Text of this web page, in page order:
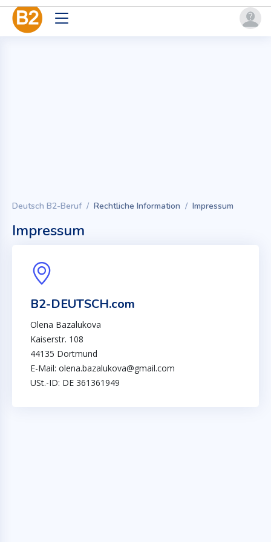
Deutsch B2-Beruf Rechtliche Information Impressum
Impressum
B2-DEUTSCH.com
Olena Bazalukova
Kaiserstr. 108
44135 Dortmund
E-Mail: olena.bazalukova@gmail.com
USt.-ID: DE 361361949